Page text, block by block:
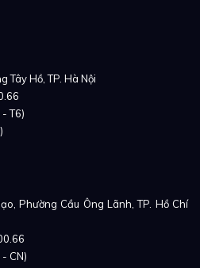
Tây Hồ, TP. Hà Nội
T6)
Phường Cầu Ông Lãnh, TP. Hồ Chí
CN)